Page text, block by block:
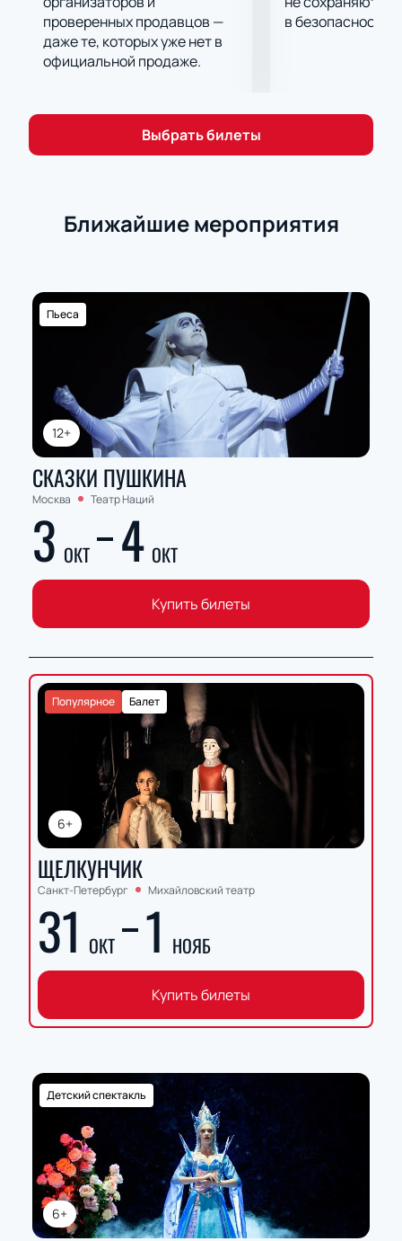
проверенных продавцов —
даже те, которых уже нет в
официальной продаже.
в безопасности.
Выбрать билеты
Ближайшие мероприятия
12+
Пьеса
СКАЗКИ ПУШКИНА
Москва Театр Наций
3 ОКТ 4 ОКТ
Купить билеты
6+
Балет
Популярное
ЩЕЛКУНЧИК
Санкт-Петербург Михайловский театр
31 ОКТ 1 НОЯБ
Купить билеты
6+
Детский спектакль